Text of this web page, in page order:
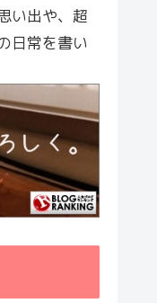
い出や、超
日常を書い